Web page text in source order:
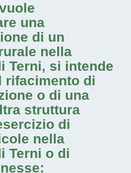
una
di un
nella
Terni, si intende
rifacimento di
o di una
struttura
di
nella
Terni o di